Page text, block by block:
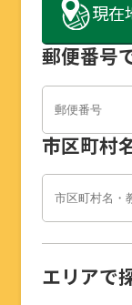
現在
郵便番号
市区町村
エリアで